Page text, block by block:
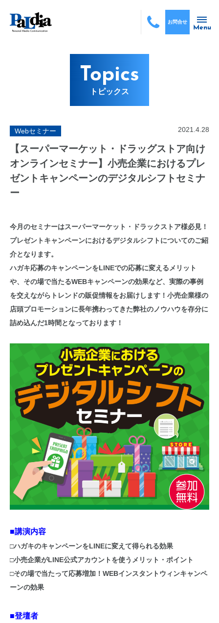
Menu
お問合せ
Topics
トピックス
Webセミナー 2021.4.28
【スーパーマーケット・ドラッグストア向け
オンラインセミナー】小売企業におけるプレ
ゼントキャンペーンのデジタルシフトセミナ
ー
今月のセミナーはスーパーマーケット・ドラックストア様必見！
プレゼントキャンペーンにおけるデジタルシフトについてのご紹
介となります。
ハガキ応募のキャンペーンをLINEでの応募に変えるメリット
や、その場で当たるWEBキャンペーンの効果など、実際の事例
を交えながらトレンドの販促情報をお届けします！小売企業様の
店頭プロモーションに長年携わってきた弊社のノウハウを存分に
詰め込んだ1時間となっております！
■講演内容
□ハガキのキャンペーンをLINEに変えて得られる効果
□小売企業がLINE公式アカウントを使うメリット・ポイント
□その場で当たって応募増加！WEBインスタントウィンキャンペ
ーンの効果
■登壇者